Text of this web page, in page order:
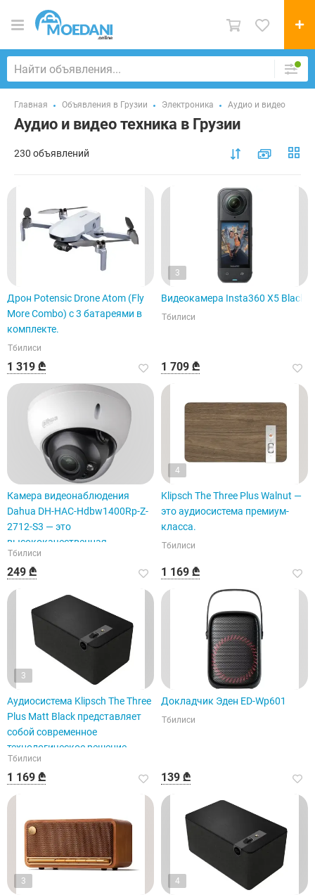
Главная Объявления в Грузии Электроника Аудио и видео
Аудио и видео техника в Грузии
230 объявлений
Дрон Potensic Drone Atom (Fly
More Combo) с 3 батареями в
комплекте.
Тбилиси
1 319 ₾
3
Видеокамера Insta360 X5 Black
Тбилиси
1 709 ₾
Камера видеонаблюдения
Dahua DH-HAC-Hdbw1400Rp-Z-
2712-S3 — это
высококачественная
купольная модель.
Тбилиси
249 ₾
4
Klipsch The Three Plus Walnut —
это аудиосистема премиум-
класса.
Тбилиси
1 169 ₾
3
Аудиосистема Klipsch The Three
Plus Matt Black представляет
собой современное
технологическое решение.
Тбилиси
1 169 ₾
Докладчик Эден ED-Wp601
Тбилиси
139 ₾
3 4